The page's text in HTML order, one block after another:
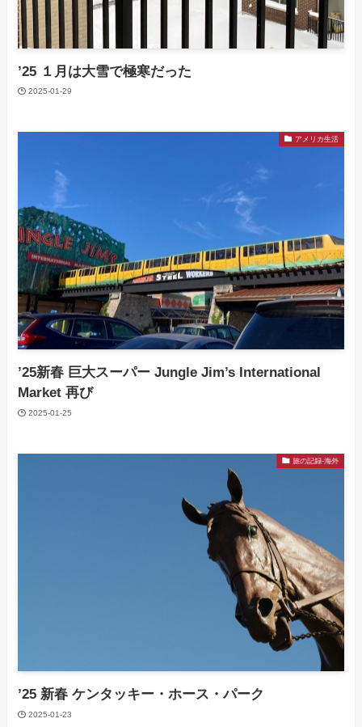
’25 １月は大雪で極寒だった
2025-01-29
アメリカ生活
’25新春 巨大スーパー Jungle Jim’s International
Market 再び
2025-01-25
旅の記録-海外
’25 新春 ケンタッキー・ホース・パーク
2025-01-23